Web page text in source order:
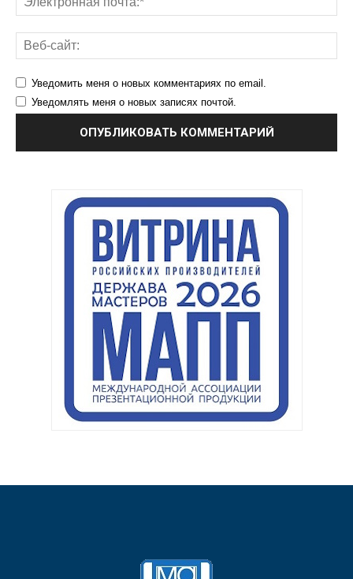
Уведомить меня о новых комментариях по email.
Уведомлять меня о новых записях почтой.